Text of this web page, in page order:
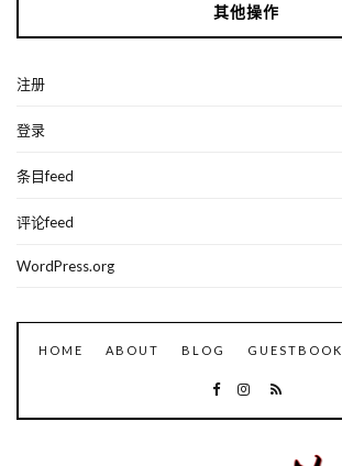
其他操作
注册
登录
条目feed
评论feed
WordPress.org
HOME ABOUT BLOG GUESTBOOK